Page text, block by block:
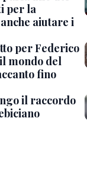
per la
aiutare i
per Federico
mondo del
fino
il raccordo